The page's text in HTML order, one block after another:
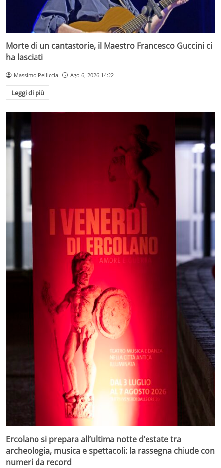
Morte di un cantastorie, il Maestro Francesco Guccini ci
ha lasciati
Massimo Pelliccia Ago 6, 2026 14:22
Leggi di più
Ercolano si prepara all’ultima notte d’estate tra
archeologia, musica e spettacoli: la rassegna chiude con
numeri da record